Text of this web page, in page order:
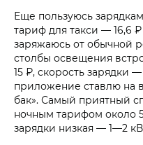
Еще пользуюсь
тариф для такси — 16,6 ₽
заряжаюсь от обычной
столбы освещения
15 ₽, скорость зарядки
приложение ставлю на
бак». Самый приятный
ночным тарифом около 5
зарядки низкая — 1—2